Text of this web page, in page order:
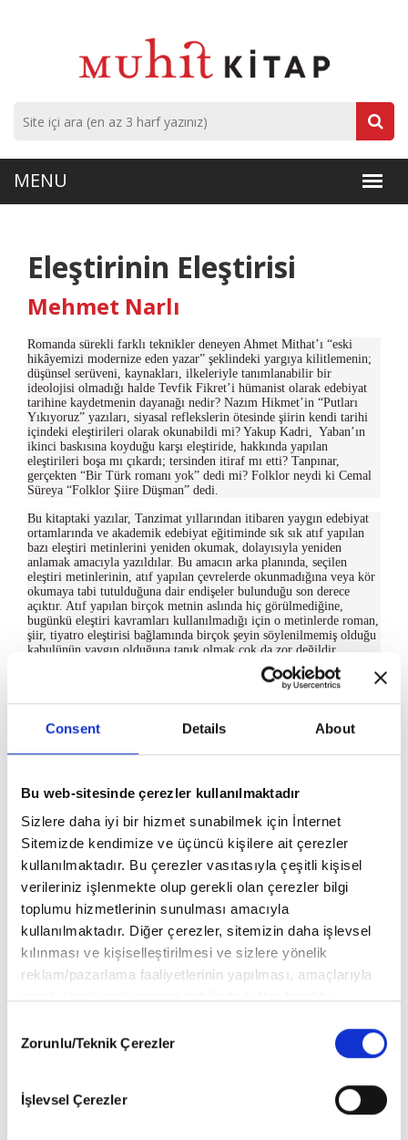
Consent Details About
Bu web-sitesinde çerezler kullanılmaktadır
Sizlere daha iyi bir hizmet sunabilmek için İnternet
Sitemizde kendimize ve üçüncü kişilere ait çerezler
kullanılmaktadır. Bu çerezler vasıtasıyla çeşitli kişisel
verileriniz işlenmekte olup gerekli olan çerezler bilgi
toplumu hizmetlerinin sunulması amacıyla
kullanılmaktadır. Diğer çerezler, sitemizin daha işlevsel
kılınması ve kişiselleştirilmesi ve sizlere yönelik
reklam/pazarlama faaliyetlerinin yapılması, amaçlarıyla
vasıtasıyla belirleyebilirsiniz. Çerezlere ilişkin detaylı bilgi
Çerez Bilgilendirme
6698 sayılı Kişisel Verilerin Korunması Kanunu uyarınca
Selection
Zorunlu/Teknik Çerezler
İşlevsel Çerezler
Eleştirinin Eleştirisi
Mehmet Narlı
Romanda sürekli farklı teknikler deneyen Ahmet Mithat’ı “eski
hikâyemizi modernize eden yazar” şeklindeki yargıya kilitlemenin;
düşünsel serüveni, kaynakları, ilkeleriyle tanımlanabilir bir
ideolojisi olmadığı halde Tevfik Fikret’i hümanist olarak edebiyat
tarihine kaydetmenin dayanağı nedir? Nazım Hikmet’in “Putları
Yıkıyoruz” yazıları, siyasal reflekslerin ötesinde şiirin kendi tarihi
içindeki eleştirileri olarak okunabildi mi? Yakup Kadri, Yaban’ın
ikinci baskısına koyduğu karşı eleştiride, hakkında yapılan
eleştirileri boşa mı çıkardı; tersinden itiraf mı etti? Tanpınar,
gerçekten “Bir Türk romanı yok” dedi mi? Folklor neydi ki Cemal
Süreya “Folklor Şiire Düşman” dedi.
Bu kitaptaki yazılar, Tanzimat yıllarından itibaren yaygın edebiyat
ortamlarında ve akademik edebiyat eğitiminde sık sık atıf yapılan
bazı eleştiri metinlerini yeniden okumak, dolayısıyla yeniden
anlamak amacıyla yazıldılar. Bu amacın arka planında, seçilen
eleştiri metinlerinin, atıf yapılan çevrelerde okunmadığına veya kör
okumaya tabi tutulduğuna dair endişeler bulunduğu son derece
açıktır. Atıf yapılan birçok metnin aslında hiç görülmediğine,
bugünkü eleştiri kavramları kullanılmadığı için o metinlerde roman,
şiir, tiyatro eleştirisi bağlamında birçok şeyin söylenilmemiş olduğu
kabulünün yaygın olduğuna tanık olmak çok da zor değildir.
Edebî eleştiri metinlerini, kültürün ve siyasetin değişme tarihi
eşliğinde, yenilenme paradigmasının kapattığı anlam aralıklarını
açmaya çalışarak, metinlerle ilgili nakledilip durulan bazı hükümleri
bir süreliğine devre dışı tutarak, yeniden okumak, sözünü ettiğimiz
bazı yanlış ve eksik hükümlerin düzeltilmesine, bu metinlerden yeni
ilkeler ve nitelikler bulmamıza katkı sağlamaz mı? Ne dersiniz?